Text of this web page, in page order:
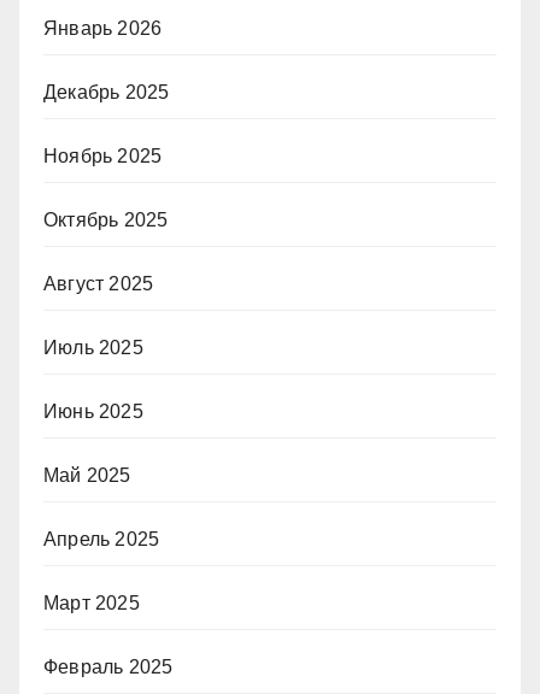
Январь 2026
Декабрь 2025
Ноябрь 2025
Октябрь 2025
Август 2025
Июль 2025
Июнь 2025
Май 2025
Апрель 2025
Март 2025
Февраль 2025